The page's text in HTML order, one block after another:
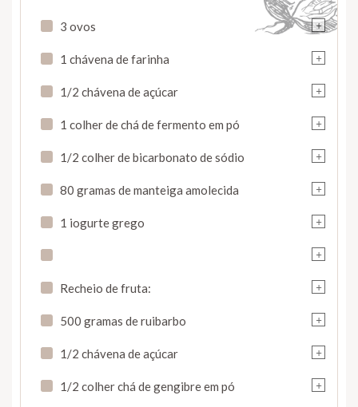
+
3 ovos
+
1 chávena de farinha
+
1/2 chávena de açúcar
+
1 colher de chá de fermento em pó
+
1/2 colher de bicarbonato de sódio
+
80 gramas de manteiga amolecida
+
1 iogurte grego
+
+
Recheio de fruta:
+
500 gramas de ruibarbo
+
1/2 chávena de açúcar
+
1/2 colher chá de gengibre em pó